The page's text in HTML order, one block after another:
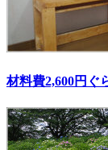
材料費2,600円ぐ